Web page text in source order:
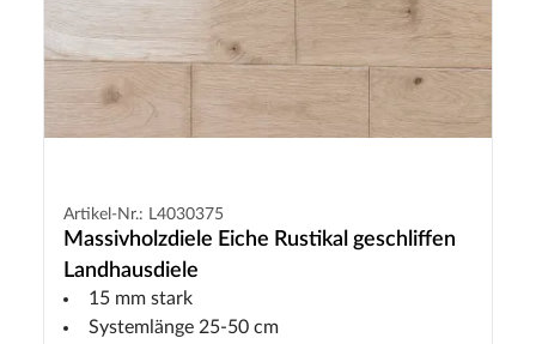
Artikel-Nr.: L4030375
Massivholzdiele Eiche Rustikal geschliffen
Landhausdiele
15 mm stark
Systemlänge 25-50 cm